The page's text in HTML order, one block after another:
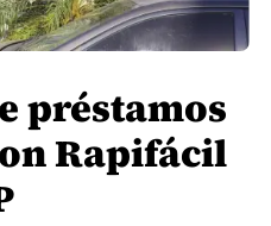
préstamos
Rapifácil